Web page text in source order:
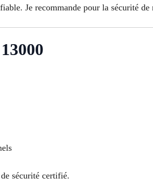
Je recommande pour la sécurité de
sécurité certifié.